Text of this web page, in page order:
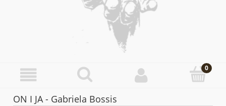
ON I JA - Gabriela Bossis